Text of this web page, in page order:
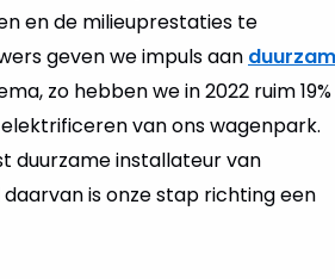
en de milieuprestaties te
geven we impuls aan
zo hebben we in 2022 ruim 19%
van ons wagenpark.
duurzame installateur van
is onze stap richting een